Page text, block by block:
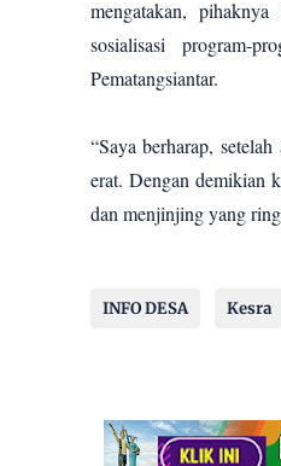
mengatakan,
sosialisasi program-
Pematangsiantar.
“Saya berharap,
erat. Dengan demikian
dan menjinjing yang
INFO DESA Kesra